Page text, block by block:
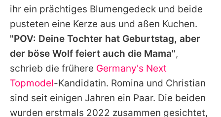
ihr ein prächtiges Blumengedeck und beide
pusteten eine Kerze aus und aßen Kuchen.
"POV: Deine Tochter hat Geburtstag, aber
der böse Wolf feiert auch die Mama",
schrieb die frühere Germany's Next
Topmodel-Kandidatin. Romina und Christian
sind seit einigen Jahren ein Paar. Die beiden
wurden erstmals 2022 zusammen gesichtet,